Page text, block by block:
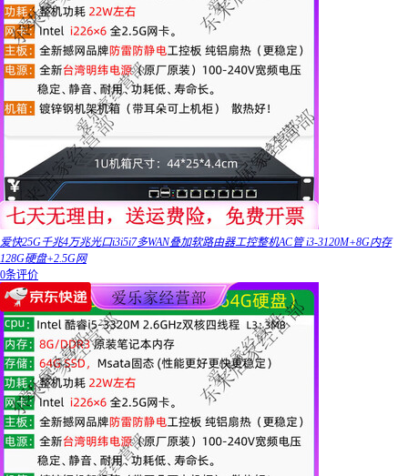
爱快25G千兆4万兆光口i3i5i7多WAN叠加软路由器工控整机AC管 i3-3120M+8G内存
128G硬盘+2.5G网
0条评价